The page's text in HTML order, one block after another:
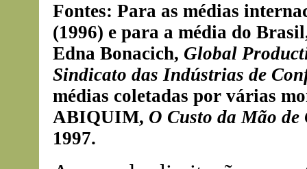
Fontes: Para as médias
(1996) e para a média do
Edna Bonacich, Global
Sindicato das Indústrias de
médias coletadas por várias
ABIQUIM, O Custo da Mão
1997.